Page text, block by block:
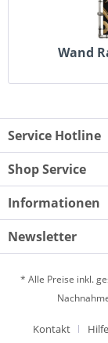
Wand
Service Hotline
Shop Service
Informationen
Newsletter
* Alle Preise inkl.
Kontakt